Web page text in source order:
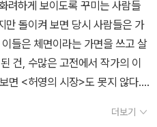
이이의 노력도 다중의 농성 앞에
이런 온갖 잡것들의 아우성으로
지만, 전체적으로 조망하면 뉴욕,
에 진저리를 칠지도 모른다. 딸
아내와 (아울러 하녀 두 명과) 함
려하게 보이도록 꾸미는 사람들
만 돌이켜 보면 당시 사람들은 가
들은 체면이라는 가면을 쓰고 살
면 <허영의 시장>도 못지 않다..
읽어야 하는 걸까 싶은 순간 <허
더보기